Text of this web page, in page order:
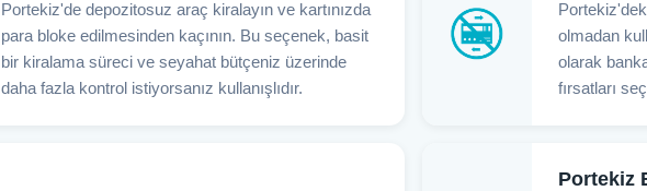
Portekiz'de depozitosuz araç kiralayın ve kartınızda
para bloke edilmesinden kaçının. Bu seçenek, basit
bir kiralama süreci ve seyahat bütçeniz üzerinde
daha fazla kontrol istiyorsanız kullanışlıdır.
olmadan
olarak
fırsatları
Portekiz